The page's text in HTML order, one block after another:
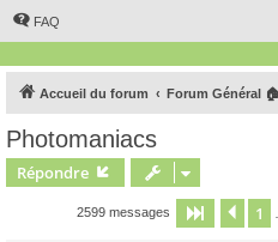
FAQ
Accueil du forum Forum Général 🏠
Photomaniacs
Répondre
2599 messages Page 651